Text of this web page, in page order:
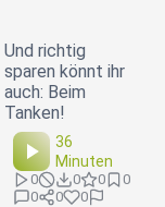
Und richtig
sparen könnt ihr
auch: Beim
Tanken!
36
Minuten
0 0 0
0
0
0 0